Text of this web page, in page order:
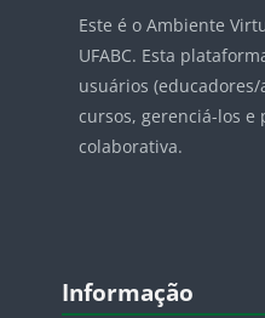
Este é o Ambiente
UFABC. Esta
usuários
cursos, gerenciá-los
colaborativa.
Informação